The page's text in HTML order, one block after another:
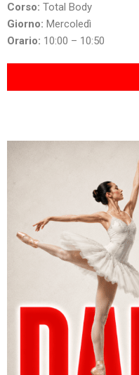
Corso: Total Body
Giorno: Mercoledì
Orario: 10:00 – 10:50